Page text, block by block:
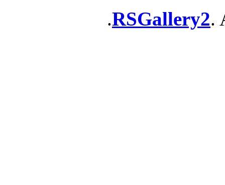
RSGallery2.